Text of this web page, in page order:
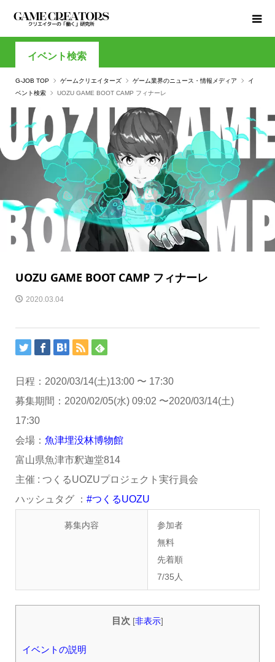
イベント検索
G-JOB TOP ゲームクリエイターズ ゲーム業界のニュース・情報メディア
イ
ベント検索
UOZU GAME BOOT CAMP フィナーレ
UOZU GAME BOOT CAMP フィナーレ
2020.03.04
日程：2020/03/14(土)13:00 〜 17:30
募集期間：2020/02/05(水) 09:02 〜2020/03/14(土)
17:30
会場： 魚津埋没林博物館
富山県魚津市釈迦堂814
主催 : つくるUOZUプロジェクト実行員会
ハッシュタグ ： #つくるUOZU
募集内容
参加者
無料
先着順
7/35 人
目次 [非表示]
イベントの説明